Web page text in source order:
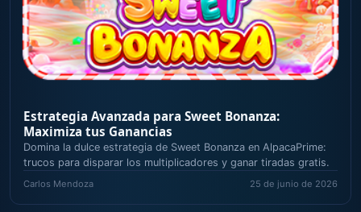
Estrategia Avanzada para Sweet Bonanza:
Maximiza tus Ganancias
Domina la dulce estrategia de Sweet Bonanza en AlpacaPrime:
trucos para disparar los multiplicadores y ganar tiradas gratis.
Carlos Mendoza 25 de junio de 2026